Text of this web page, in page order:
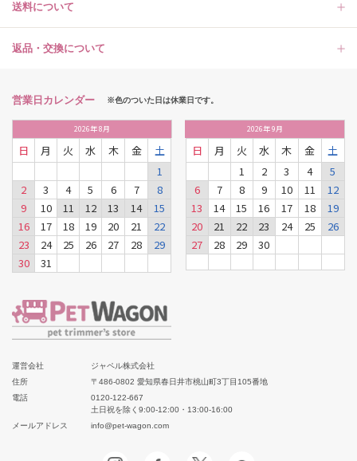
送料について
返品・交換について
営業日カレンダー ※色のついた日は休業日です。
2026年8月
日 月 火 水 木 金
土
1
2
3 4 5 6 7
8
9
10 11 12 13 14
15
16
17 18 19 20 21
22
23
24 25 26 27 28
29
30
31
2026年9月
日 月 火 水 木 金
土
1
2 3 4
5
6
7 8 9 10 11
12
13
14 15 16 17 18
19
20
21 22 23 24 25
26
27
28 29 30
運営会社
ジャペル株式会社
住所
〒486-0802 愛知県春日井市桃山町3丁目105番地
電話
0120-122-667
土日祝を除く9:00-12:00・13:00-16:00
メールアドレス
info@pet-wagon.com